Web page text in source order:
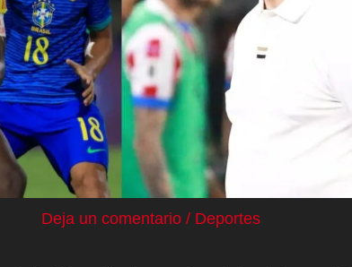
Deja un comentario / Deportes